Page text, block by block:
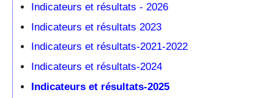
Indicateurs et résultats - 2026
Indicateurs et résultats 2023
Indicateurs et résultats-2021-2022
Indicateurs et résultats-2024
Indicateurs et résultats-2025